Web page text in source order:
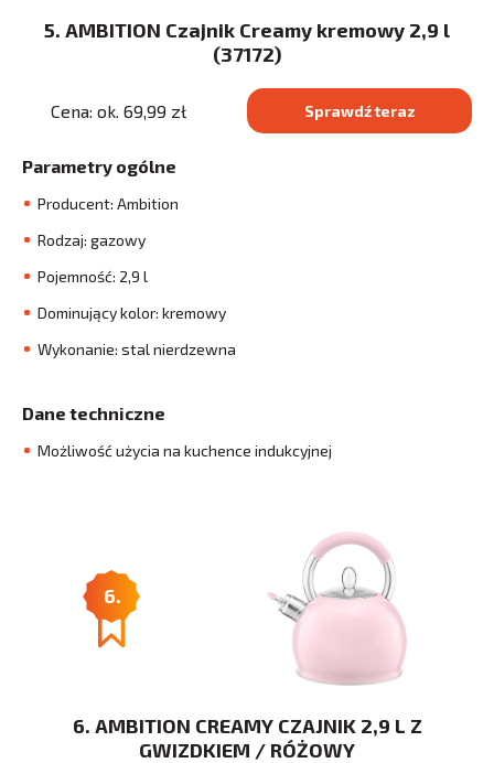
5. AMBITION Czajnik Creamy kremowy 2,9 l
(37172)
Cena: ok. 69,99 zł Sprawdź teraz
Parametry ogólne
Producent: Ambition
Rodzaj: gazowy
Pojemność: 2,9 l
Dominujący kolor: kremowy
Wykonanie: stal nierdzewna
Dane techniczne
Możliwość użycia na kuchence indukcyjnej
6.
6. AMBITION CREAMY CZAJNIK 2,9 L Z
GWIZDKIEM / RÓŻOWY